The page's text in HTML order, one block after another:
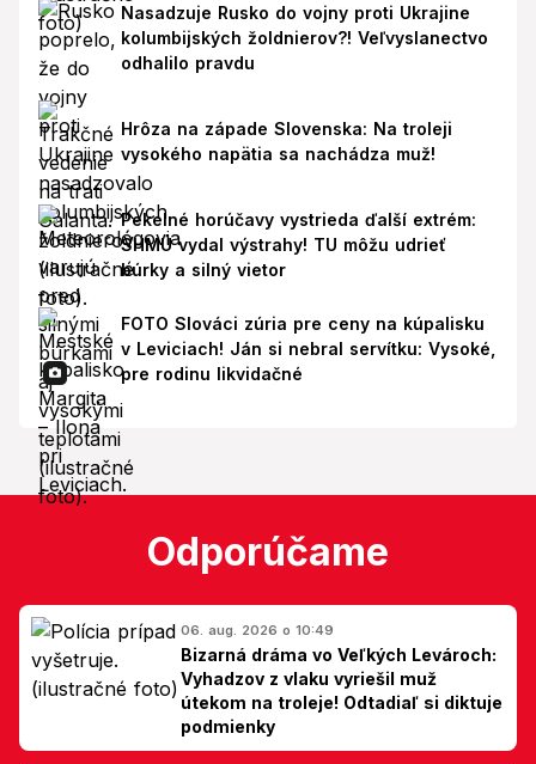
Nasadzuje Rusko do vojny proti Ukrajine
kolumbijských žoldnierov?! Veľvyslanectvo
odhalilo pravdu
Hrôza na západe Slovenska: Na troleji
vysokého napätia sa nachádza muž!
Pekelné horúčavy vystrieda ďalší extrém:
SHMÚ vydal výstrahy! TU môžu udrieť
búrky a silný vietor
FOTO Slováci zúria pre ceny na kúpalisku
v Leviciach! Ján si nebral servítku: Vysoké,
pre rodinu likvidačné
Odporúčame
06. aug. 2026 o 10:49
Bizarná dráma vo Veľkých Levároch:
Vyhadzov z vlaku vyriešil muž
útekom na troleje! Odtadiaľ si diktuje
podmienky